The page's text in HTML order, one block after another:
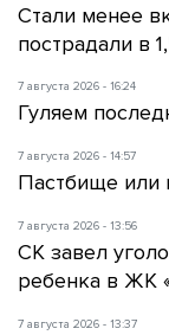
Стали менее
пострадали в
7 августа 2026 - 16:24
Гуляем
7 августа 2026 - 14:57
Пастбище или
7 августа 2026 - 13:56
СК завел
ребенка в ЖК
7 августа 2026 - 13:37